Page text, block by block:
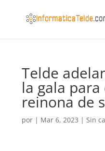
Telde
la gala
reinona de
por | Mar 6, 2023 | Sin